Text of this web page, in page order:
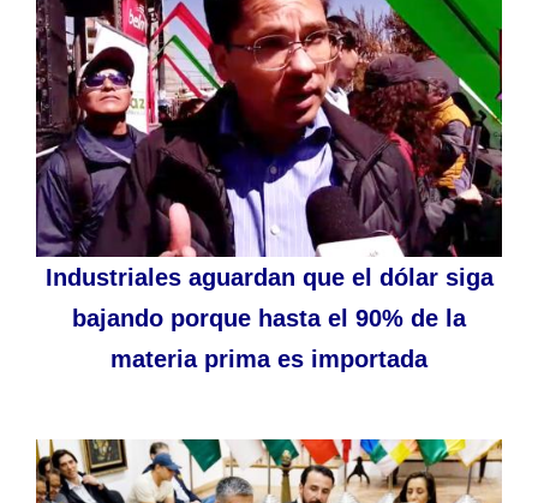
Industriales aguardan que el dólar siga
bajando porque hasta el 90% de la
materia prima es importada